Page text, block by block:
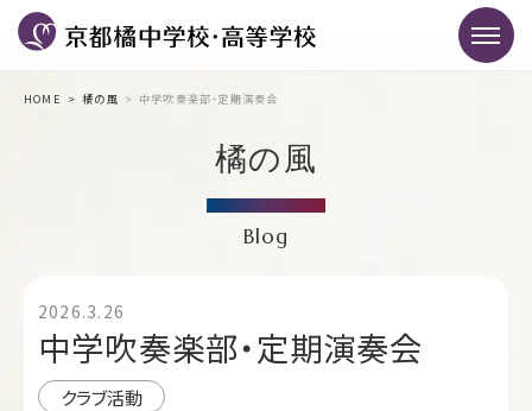
HOME 橘の風 中学吹奏楽部・定期演奏会
橘の風
Blog
2026.3.26
中学吹奏楽部・定期演奏会
クラブ活動